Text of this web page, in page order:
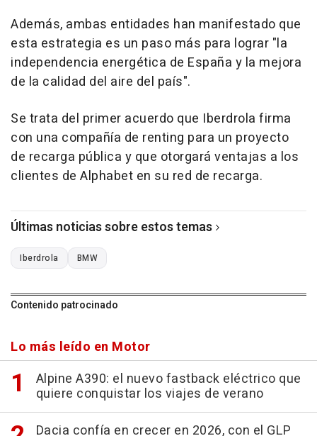
Además, ambas entidades han manifestado que
esta estrategia es un paso más para lograr "la
independencia energética de España y la mejora
de la calidad del aire del país".
Se trata del primer acuerdo que Iberdrola firma
con una compañía de renting para un proyecto
de recarga pública y que otorgará ventajas a los
clientes de Alphabet en su red de recarga.
Últimas noticias sobre estos temas
Iberdrola BMW
Contenido patrocinado
Lo más leído en Motor
Alpine A390: el nuevo fastback eléctrico que
quiere conquistar los viajes de verano
Dacia confía en crecer en 2026, con el GLP